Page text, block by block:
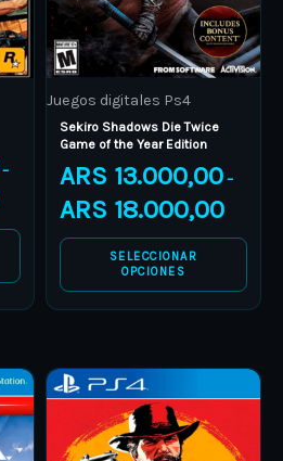
–
Juegos digitales Ps4
Sekiro Shadows Die Twice
Game of the Year Edition
ARS 13.000,00 –
ARS 18.000,00
SELECCIONAR
OPCIONES
options
may
be
chosen
on
the
product
Price
range:
ARS 19.000,00
through
ARS 24.000,00
Price
ARS
This
product
has